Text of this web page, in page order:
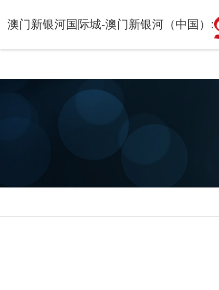
澳门新银河国际城-澳门新
澳门新银河国际城-澳门新银河（中国）: